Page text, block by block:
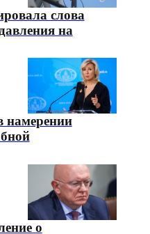
слова
на
намерении
о